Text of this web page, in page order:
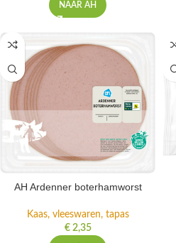
NAAR AH
AH Ardenner boterhamworst
Kaas, vleeswaren, tapas
€2,35